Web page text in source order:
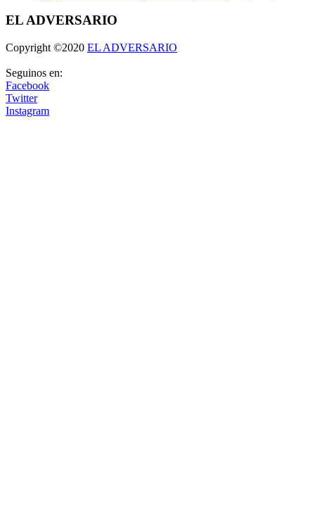
EL ADVERSARIO
Copyright ©2020 EL ADVERSARIO
Seguinos en:
Facebook
Twitter
Instagram